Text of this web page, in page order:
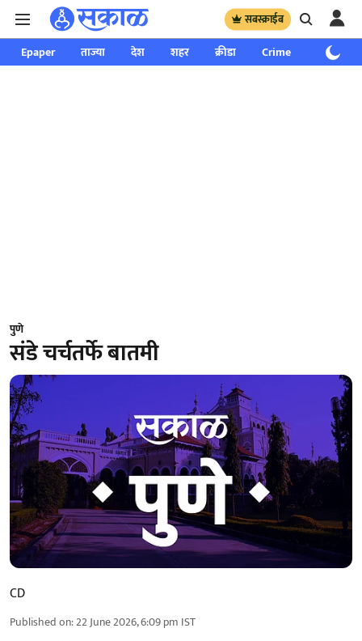
सबस्क्राईब
Epaper ताज्या देश शहर क्रीडा Crime साप्ताहिक
पुणे
संडे चर्चतर्फे बातमी
CD
Published on:22 June 2026, 6:09 pm IST